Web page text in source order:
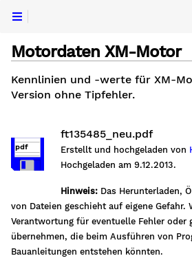
Motordaten XM-Motor
Kennlinien und -werte für XM-
Version ohne Tipfehler.
pdf
ft135485_neu.pdf
Erstellt und hochgeladen von
Hochgeladen am 9.12.2013.
Hinweis: Das Herunterladen,
von Dateien geschieht auf eigene Gefahr.
Verantwortung für eventuelle Fehler oder
übernehmen, die beim Ausführen von
Bauanleitungen entstehen könnten.